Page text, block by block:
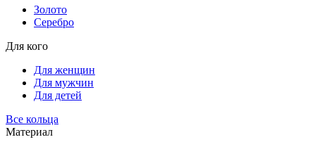
Золото
Серебро
Для кого
Для женщин
Для мужчин
Для детей
Все кольца
Материал